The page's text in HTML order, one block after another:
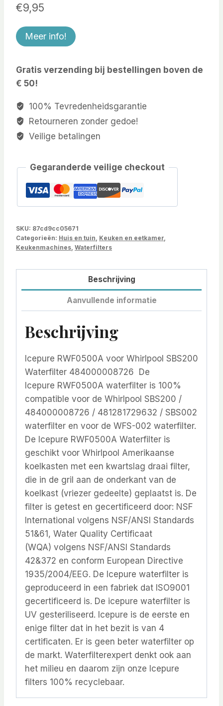
€9,95
Meer info!
Gratis verzending bij bestellingen boven de
€ 50!
100% Tevredenheidsgarantie
Retourneren zonder gedoe!
Veilige betalingen
Gegaranderde veilige checkout
SKU: 87cd9cc05671
Categorieën: Huis en tuin Keuken en eetkamer
Keukenmachines Waterfilters
Beschrijving
Aanvullende informatie
Beschrijving
Icepure RWF0500A voor Whirlpool SBS200
Waterfilter 484000008726 De
Icepure RWF0500A waterfilter is 100%
compatible voor de Whirlpool SBS200 /
484000008726 / 481281729632 / SBS002
waterfilter en voor de WFS-002 waterfilter.
De Icepure RWF0500A Waterfilter is
geschikt voor Whirlpool Amerikaanse
koelkasten met een kwartslag draai filter,
die in de gril aan de onderkant van de
koelkast (vriezer gedeelte) geplaatst is. De
filter is getest en gecertificeerd door: NSF
International volgens NSF/ANSI Standards
51&61, Water Quality Certificaat
(WQA) volgens NSF/ANSI Standards
42&372 en conform European Directive
1935/2004/EEG. De Icepure waterfilter is
geproduceerd in een fabriek dat ISO9001
gecertificeerd is. De icepure waterfilter is
UV gesteriliseerd. Icepure is de eerste en
enige filter dat in het bezit is van 4
certificaten. Er is geen beter waterfilter op
de markt. Waterfilterexpert denkt ook aan
het milieu en daarom zijn onze Icepure
filters 100% recyclebaar.